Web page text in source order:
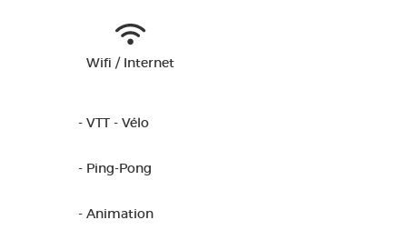
Wifi / Internet
- VTT - Vélo
- Ping-Pong
- Animation